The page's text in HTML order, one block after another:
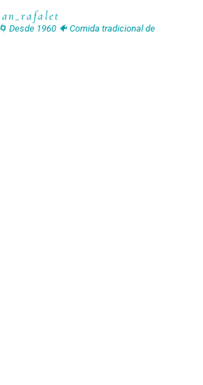
Desde 1960 🐠 Comida tradicional de